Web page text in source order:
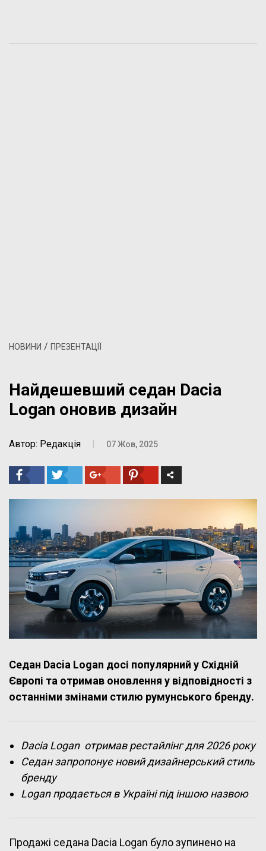
НОВИНИ / ПРЕЗЕНТАЦІЇ
Найдешевший седан Dacia
Logan оновив дизайн
Автор: Редакція | 07 Жов, 2025
Седан Dacia Logan досі популярний у Східній
Європі та отримав оновлення у відповідності з
останніми змінами стилю румунського бренду.
Dacia Logan отримав рестайлінг для 2026 року
Седан запропонує новий дизайнерський стиль
бренду
Logan продається в Україні під іншою назвою
Продажі седана Dacia Logan було зупинено на